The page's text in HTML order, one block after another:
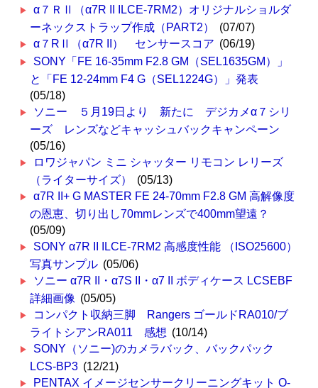
α７ＲⅡ（α7R II ILCE-7RM2）オリジナルショルダ
ーネックストラップ作成（PART2）
(07/07)
α７RⅡ（α7R II） センサースコア (06/19)
SONY「FE 16-35mm F2.8 GM（SEL1635GM）」
と「FE 12-24mm F4 G（SEL1224G）」発表
(05/18)
ソニー ５月19日より 新たに デジカメα７シリ
ーズ レンズなどキャッシュバックキャンペーン
(05/16)
ロワジャパン ミニ シャッター リモコン レリーズ
（ライターサイズ）
(05/13)
α7R II+ G MASTER FE 24-70mm F2.8 GM 高解像度
の恩恵、切り出し70mmレンズで400mm望遠？
(05/09)
SONY α7R II ILCE-7RM2 高感度性能 （ISO25600）
写真サンプル (05/06)
ソニー α7R II・α7S II・α7 II ボディケース LCSEBF
詳細画像 (05/05)
コンパクト収納三脚 Rangers ゴールドRA010/ブ
ライトシアンRA011 感想 (10/14)
SONY（ソニー)のカメラバック、バックパック
LCS-BP3 (12/21)
PENTAX イメージセンサークリーニングキット O-